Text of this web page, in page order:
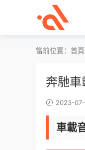
當前位置： 首頁
奔馳
2023-
車載